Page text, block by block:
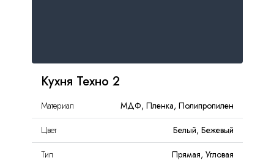
Доставка и оплата
Сборка
Партнерам
Кухня Техно 2
Материал
МДФ, Пленка, Полипропилен
Цвет
Белый, Бежевый
Тип
Прямая, Угловая